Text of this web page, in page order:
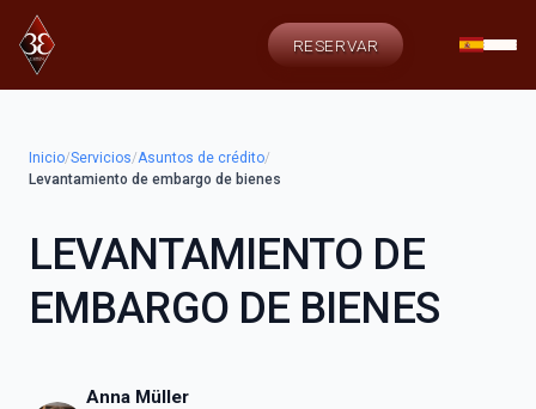
RESERVAR
Inicio/Servicios/Asuntos de crédito/
Levantamiento de embargo de bienes
LEVANTAMIENTO DE
EMBARGO DE BIENES
Anna Müller